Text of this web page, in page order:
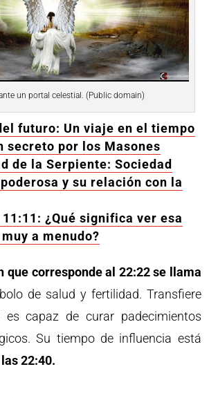
un portal celestial. (Public domain)
futuro: Un viaje en el tiempo
secreto por los Masones
de la Serpiente: Sociedad
y su relación con la
¿Qué significa ver esa
a menudo?
que corresponde al 22:22 se llama
de salud y fertilidad. Transfiere
capaz de curar padecimientos
Su tiempo de influencia está
22:40.